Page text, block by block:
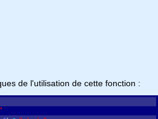
de l'utilisation de cette fonction :